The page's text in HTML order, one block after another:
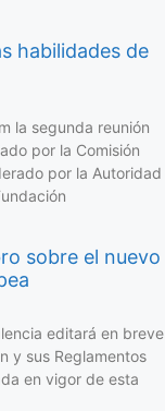
habilidades de
la segunda reunión
por la Comisión
por la Autoridad
sobre el nuevo
editará en breve
y sus Reglamentos
en vigor de esta